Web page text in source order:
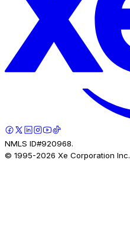
NMLS ID#920968.
© 1995-2026 Xe Corporation Inc.